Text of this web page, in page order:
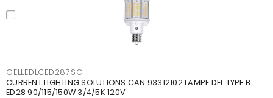
GELLEDLCED287SC
CURRENT LIGHTING SOLUTIONS CAN 93312102 LAMPE DEL TYPE B
ED28 90/115/150W 3/4/5K 120V